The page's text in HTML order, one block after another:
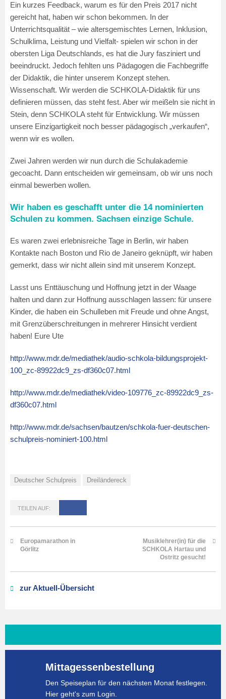
Ein kurzes Feedback, warum es für den Preis 2017 nicht
gereicht hat, haben wir schon bekommen. In der
Unterrichtsqualität – wie altersgemischtes Lernen, Inklusion,
Schulklima, Leistung und Vielfalt- spielen wir schon in der
obersten Liga Deutschlands, es hat die Jury fasziniert und
beeindruckt. Jedoch fehlten uns Pädagogen die Fachbegriffe
der Didaktik, die hinter unserem Konzept stehen.
Wissenschaft. Wir werden die SCHKOLA-Didaktik für uns
definieren müssen, das steht fest. Aber wir meißeln sie nicht in
Stein, denn SCHKOLA steht für Entwicklung. Wir müssen
unsere Einzigartigkeit noch besser pädagogisch „verkaufen“,
wenn wir es wollen.
Zwei Jahren werden wir nun durch die Schulakademie
gecoacht. Dann entscheiden wir gemeinsam, ob wir uns noch
einmal bewerben wollen.
Wir haben es geschafft unter die 14 nominierten
Schulen zu kommen. Sachsen einzige Schule.
Es waren zwei erlebnisreiche Tage in Berlin, wir haben
Kontakte nach Boston und Rio de Janeiro geknüpft, wir haben
gemerkt, dass wir nicht allein sind mit unserem Konzept.
Lasst uns Enttäuschung und Hoffnung jetzt in der Waage
halten und dann zur Hoffnung ausschlagen lassen: für unsere
Kinder, die haben ein Schulleben mit Freude und ohne Angst,
mit Grenzüberschreitungen in mehrerer Hinsicht verdient
haben! Eure Ute
http://www.mdr.de/mediathek/audio-schkola-bildungsprojekt-
100_zc-89922dc9_zs-df360c07.html
http://www.mdr.de/mediathek/video-109776_zc-89922dc9_zs-
df360c07.html
http://www.mdr.de/sachsen/bautzen/schkola-fuer-deutschen-
schulpreis-nominiert-100.html
Deutscher Schulpreis Dreiländereck
TEILEN AUF:
Europamarathon in
Görlitz
Musiklehrer(in) für die
SCHKOLA Hartau und
Ostritz gesucht!
zur Aktuell-Übersicht
Mittagessenbestellung
Den Speiseplan für den nächsten Monat festlegen.
Hier geht's zum Login.